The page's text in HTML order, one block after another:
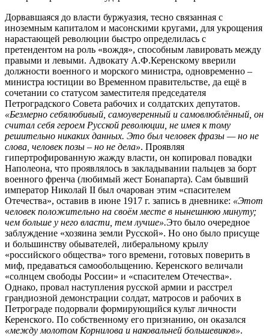
Дорвавшаяся до власти буржуазия, тесно связанная с
иноземным капиталом и масонскими кругами, для укрощения
нарастающей революции быстро определилась с
претендентом на роль «вождя», способным лавировать между
правыми и левыми. Адвокату А.Ф.Керенскому вверили
должности военного и морского министра, одновременно –
министра юстиции во Временном правительстве, да ещё в
сочетании со статусом заместителя председателя
Петроградского Совета рабочих и солдатских депутатов.
«Безмерно себялюбивый, самоуверенный и самовлюблённый, он
считал себя героем Русской революции, не имея к тому
решительно никаких данных. Это был человек фразы — но не
слова, человек позы – но не дела». Проявляя
гипертрофированную жажду власти, он копировал повадки
Наполеона, что проявлялось в закладывании пальцев за борт
военного френча (любимый жест Бонапарта). Сам бывший
император Николай II был очарован этим «спасителем
Отечества», оставив в июне 1917 г. запись в дневнике: «Этот
человек положительно на своём месте в нынешнюю минуту;
чем больше у него власти, тем лучше».Это было очередное
заблуждение «хозяина земли Русской». Но оно было присуще
и большинству обывателей, либеральному крылу
«российского общества» того времени, готовых поверить в
миф, предаваться самообольщению. Керенского величали
«солнцем свободы России» и «спасителем Отечества».
Однако, провал наступления русской армии и расстрел
грандиозной демонстрации солдат, матросов и рабочих в
Петрограде подорвали формирующийся культ личности
Керенского. По собственному его признанию, он оказался
«между молотом Корнилова и наковальней большевиков».